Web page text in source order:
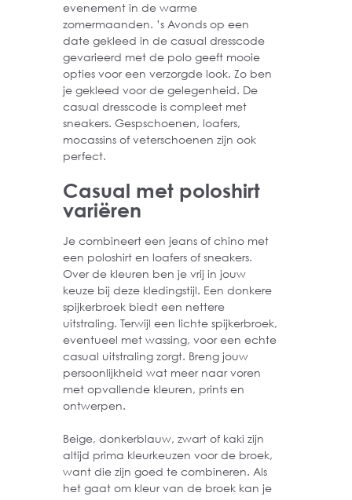
evenement in de warme
zomermaanden. ’s Avonds op een
date gekleed in de casual dresscode
gevarieerd met de polo geeft mooie
opties voor een verzorgde look. Zo ben
je gekleed voor de gelegenheid. De
casual dresscode is compleet met
sneakers. Gespschoenen, loafers,
mocassins of veterschoenen zijn ook
perfect.
Casual met poloshirt
variëren
Je combineert een jeans of chino met
een poloshirt en loafers of sneakers.
Over de kleuren ben je vrij in jouw
keuze bij deze kledingstijl. Een donkere
spijkerbroek biedt een nettere
uitstraling. Terwijl een lichte spijkerbroek,
eventueel met wassing, voor een echte
casual uitstraling zorgt. Breng jouw
persoonlijkheid wat meer naar voren
met opvallende kleuren, prints en
ontwerpen.
Beige, donkerblauw, zwart of kaki zijn
altijd prima kleurkeuzen voor de broek,
want die zijn goed te combineren. Als
het gaat om kleur van de broek kan je